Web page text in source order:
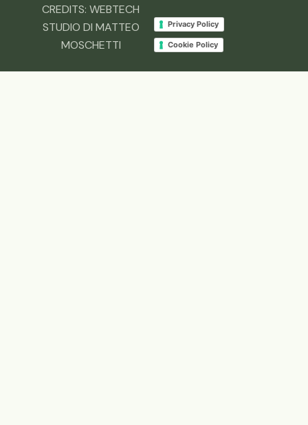
CREDITS: WEBTECH
STUDIO DI MATTEO
MOSCHETTI
Privacy Policy
Cookie Policy